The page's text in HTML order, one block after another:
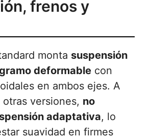
frenos y
monta suspensión
deformable con
en ambos ejes. A
versiones, no
adaptativa, lo
suavidad en firmes